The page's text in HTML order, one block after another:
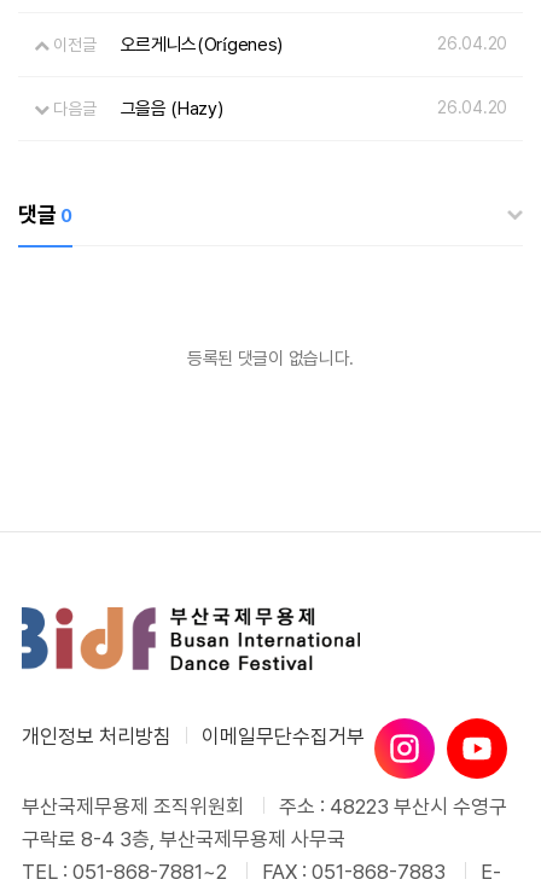
이전글 오르게니스(Orígenes) 26.04.20
다음글 그을음 (Hazy) 26.04.20
댓글 0
등록된 댓글이 없습니다.
개인정보 처리방침 이메일무단수집거부
부산국제무용제 조직위원회
주소 : 48223 부산시 수영구
구락로 8-4 3층, 부산국제무용제 사무국
TEL : 051-868-7881~2
FAX : 051-868-7883 E-